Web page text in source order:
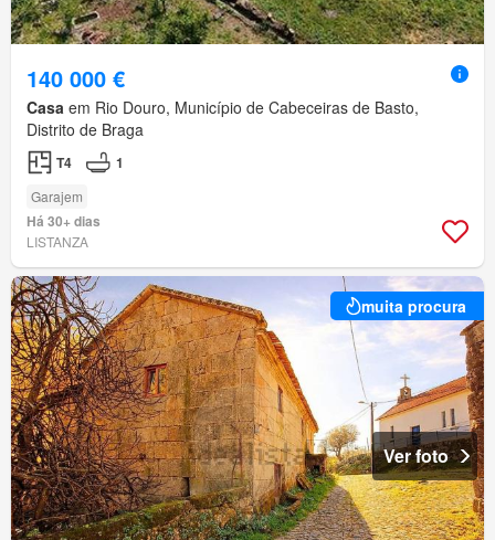
140 000 €
Casa em Rio Douro, Município de Cabeceiras de Basto,
Distrito de Braga
T4 1
Garajem
Há 30+ dias
LISTANZA
muita procura
Ver foto